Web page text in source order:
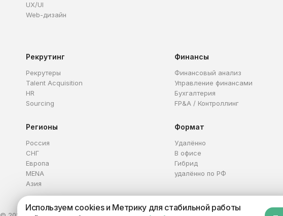
UX/UI
Web-дизайн
Рекрутинг
Рекрутеры
Talent Acquisition
HR
Sourcing
Финансы
Финансовый анализ
Управление финансами
Бухгалтерия
FP&A / Контроллинг
Регионы
Россия
СНГ
Европа
MENA
Азия
Формат
Удалённо
В офисе
Гибрид
удалённо по РФ
Используем cookies и Метрику для стабильной работы